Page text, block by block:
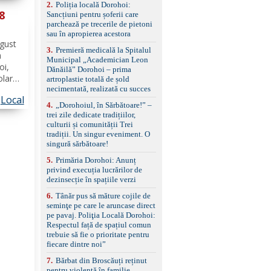
Local
reglaj lombar electric
pentru șofer și pasager
Volan multifuncțional
îmbrăcat în piele, cu
treptelor Adaptive cruise
control, asistent
schimbare bandă și
menținere bandă Faruri
bi-xenon adaptive cu
funcție Cornering,
asistent fază lungă
automată , lumini de zi
LED, proiectoare ceață
LED, spălătoare faruri
față/spate, cameră
marșarier Keyless entry
& start, geamuri electrice
electrice, încălzite și
rabatabile Sistem hands-
free, Bluetooth, USB
Sistem start/stop, frână
de parcare electrică,
anvelope vară runflat
Control presiune pneuri,
filtru de particule,
2. Poliția locală Dorohoi:
Sancțiuni pentru șoferii care
parchează pe trecerile de pietoni
sau în apropierea acestora
3. Premieră medicală la Spitalul
Municipal „Academician Leon
Dănăilă” Dorohoi – prima
artroplastie totală de șold
necimentată, realizată cu succes
4.
„Dorohoiul, în Sărbătoare!” –
trei zile dedicate tradițiilor,
culturii și comunității Trei
tradiții. Un singur eveniment. O
singură sărbătoare!
5. Primăria Dorohoi: Anunț
privind execuția lucrărilor de
dezinsecție în spațiile verzi
6. Tânăr pus să măture cojile de
seminţe pe care le aruncase direct
pe pavaj. Poliţia Locală Dorohoi:
Respectul față de spațiul comun
trebuie să fie o prioritate pentru
fiecare dintre noi”
7. Bărbat din Broscăuți reținut